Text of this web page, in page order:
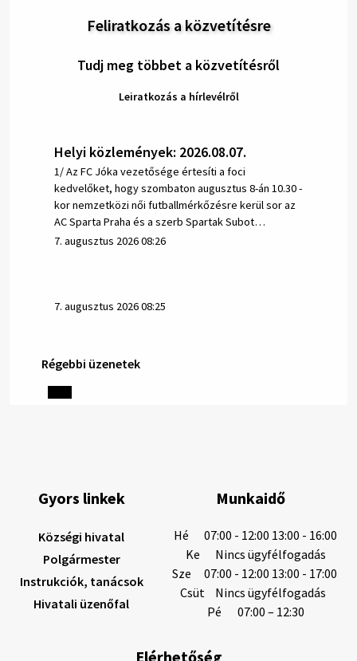
Feliratkozás a közvetítésre
Tudj meg többet a közvetítésről
Leiratkozás a hírlevélről
Helyi közlemények: 2026.08.07.
1/ Az FC Jóka vezetősége értesíti a foci
kedvelőket, hogy szombaton augusztus 8-án 10.30 -
kor nemzetközi női futballmérkőzésre kerül sor az
AC Sparta Praha és a szerb Spartak Subot…
7. augusztus 2026 08:26
7. augusztus 2026 08:25
Helyi közlemények: 2026.08.06.
1/ AZ IVÓVÍZ NEM MAGÁTÓL ÉRTETŐDŐ. A tartós
Helyi közlemények: 2026.08.05.
Gyászhirdetés: 2026.08.05. 1/ Tisztelt Lakosság!
temetési szertartás 2026. augusztus …
Régebbi üzenetek
Gyors linkek
Községi hivatal
Polgármester
Instrukciók, tanácsok
Hivatali üzenőfal
Munkaidő
Hé
07:00 - 12:00 13:00 - 16:00
Ke
Nincs ügyfélfogadás
Sze
07:00 - 12:00 13:00 - 17:00
Csüt
Nincs ügyfélfogadás
Pé
07:00 – 12:30
Elérhetőség